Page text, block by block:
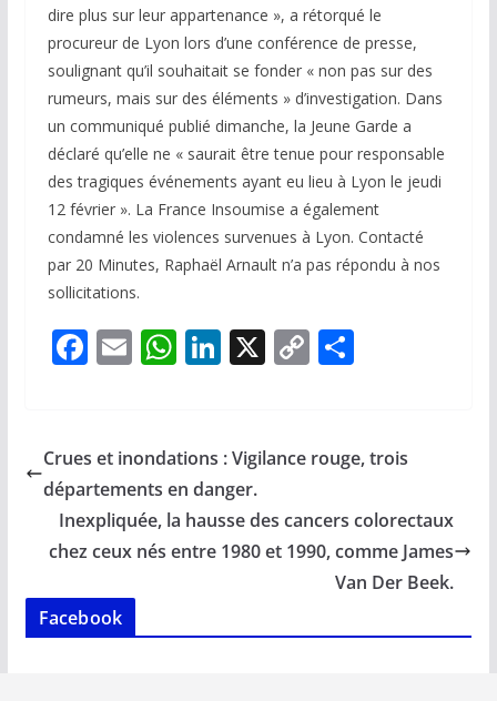
dire plus sur leur appartenance », a rétorqué le
procureur de Lyon lors d’une conférence de presse,
soulignant qu’il souhaitait se fonder « non pas sur des
rumeurs, mais sur des éléments » d’investigation. Dans
un communiqué publié dimanche, la Jeune Garde a
déclaré qu’elle ne « saurait être tenue pour responsable
des tragiques événements ayant eu lieu à Lyon le jeudi
12 février ». La France Insoumise a également
condamné les violences survenues à Lyon. Contacté
par 20 Minutes, Raphaël Arnault n’a pas répondu à nos
sollicitations.
F
b
o
o
k
E
l
W
s
A
p
p
Li
e
dI
n
X C
y
n
k
P
g
Crues et inondations : Vigilance rouge, trois
départements en danger.
Inexpliquée, la hausse des cancers colorectaux
chez ceux nés entre 1980 et 1990, comme James
Van Der Beek.
Facebook